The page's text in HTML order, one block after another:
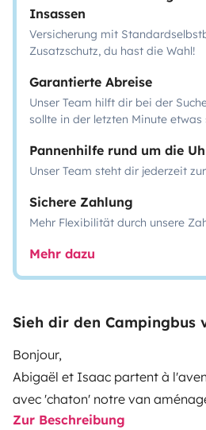
Insassen
Versicherung mit
Zusatzschutz, du hast die Wahl!
Garantierte Abreise
Unser Team hilft dir bei der
sollte in der letzten Minute etwas
Pannenhilfe rund um die
Unser Team steht dir jederzeit
Sichere Zahlung
Mehr Flexibilität durch unsere
Mehr dazu
Sieh dir den Campingbus
Bonjour,
Abigaël et Isaac partent à
avec 'chaton' notre van
liberté, la nature, la découverte,
Zur Beschreibung